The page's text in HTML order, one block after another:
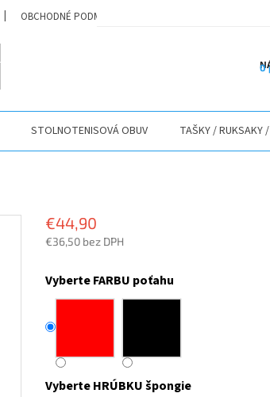
OBCHODNÉ PODMIENKY PODMIENKY OCHRANY
0
STOLNOTENISOVÁ OBUV TAŠKY / RUKSAKY
€44,90
€36,50 bez DPH
cena:
Vyberte FARBU poťahu
Vyberte HRÚBKU špongie